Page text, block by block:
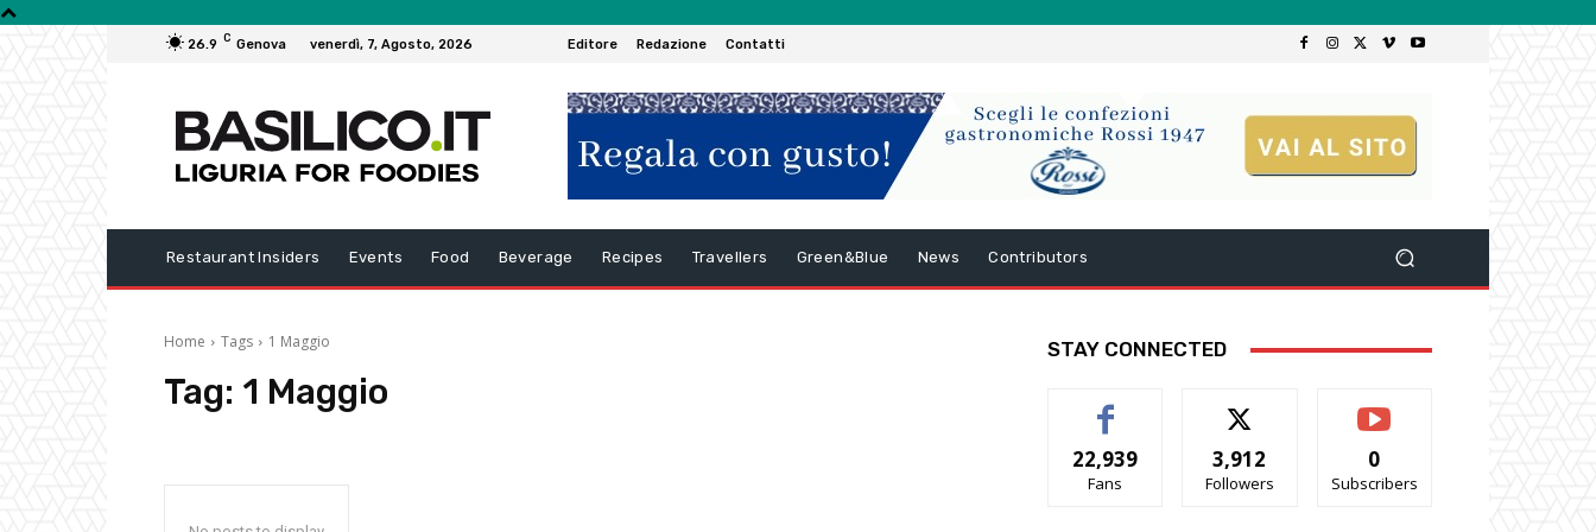
26.9 C Genova venerdì, 7, Agosto, 2026 Editore Redazione Contatti
Restaurant Insiders Events Food Beverage Recipes Travellers Green&Blue News Contributors
Home Tags 1 Maggio
Tag: 1 Maggio
STAY CONNECTED
22,939
Fans
3,912
Followers
0
Subscribers